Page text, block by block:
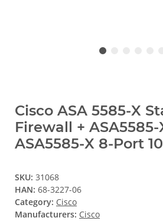
Cisco ASA 5585-X
Firewall + ASA5585-
ASA5585-X 8-Port
SKU: 31068
HAN: 68-3227-06
Category: Cisco
Manufacturers: Cisco